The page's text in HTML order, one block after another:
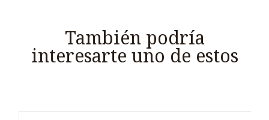
También podría
interesarte uno de estos